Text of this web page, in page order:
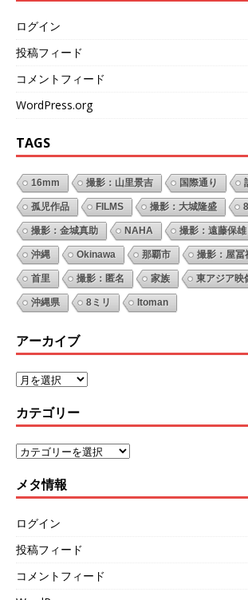
ログイン
投稿フィード
コメントフィード
WordPress.org
TAGS
16mm 撮影：山里景吉 国際通り
孤児作品 FILMS 撮影：大城隆盛
撮影：金城真助 NAHA 撮影：遠藤保雄
沖縄 Okinawa 那覇市 撮影：屋冨
首里 撮影：匿名 家族 東アジア映
沖縄県 8ミリ Itoman
アーカイブ
カテゴリー
メタ情報
ログイン
投稿フィード
コメントフィード